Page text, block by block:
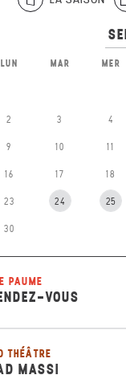
LUN MAR MER
2 3 4
9 10 11
16 17 18
23 24 25
30
PAUME
VOUS
THÉÂTRE
MASSI